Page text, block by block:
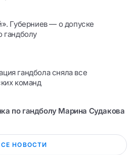
Губерниев — о допуске
гандболу
гандбола сняла все
команд
по гандболу Марина Судакова
НОВОСТИ